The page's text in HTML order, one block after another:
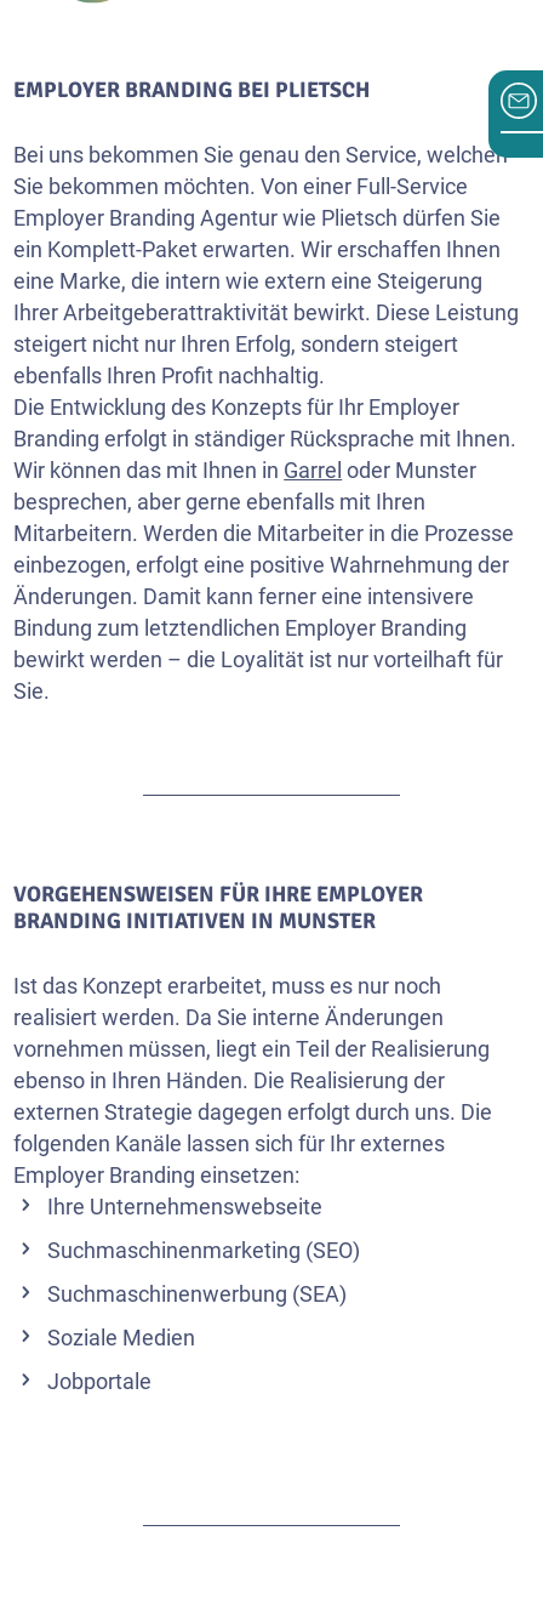
EMPLOYER BRANDING BEI PLIETSCH
Bei uns bekommen Sie genau den Service, welchen
Sie bekommen möchten. Von einer Full-Service
Employer Branding Agentur wie Plietsch dürfen Sie
ein Komplett-Paket erwarten. Wir erschaffen Ihnen
eine Marke, die intern wie extern eine Steigerung
Ihrer Arbeitgeberattraktivität bewirkt. Diese Leistung
steigert nicht nur Ihren Erfolg, sondern steigert
ebenfalls Ihren Profit nachhaltig.
Die Entwicklung des Konzepts für Ihr Employer
Branding erfolgt in ständiger Rücksprache mit Ihnen.
Wir können das mit Ihnen in Garrel oder Munster
besprechen, aber gerne ebenfalls mit Ihren
Mitarbeitern. Werden die Mitarbeiter in die Prozesse
einbezogen, erfolgt eine positive Wahrnehmung der
Änderungen. Damit kann ferner eine intensivere
Bindung zum letztendlichen Employer Branding
bewirkt werden – die Loyalität ist nur vorteilhaft für
Sie.
VORGEHENSWEISEN FÜR IHRE EMPLOYER
BRANDING INITIATIVEN IN MUNSTER
Ist das Konzept erarbeitet, muss es nur noch
realisiert werden. Da Sie interne Änderungen
vornehmen müssen, liegt ein Teil der Realisierung
ebenso in Ihren Händen. Die Realisierung der
externen Strategie dagegen erfolgt durch uns. Die
folgenden Kanäle lassen sich für Ihr externes
Employer Branding einsetzen:
Ihre Unternehmenswebseite
Suchmaschinenmarketing (SEO)
Suchmaschinenwerbung (SEA)
Soziale Medien
Jobportale